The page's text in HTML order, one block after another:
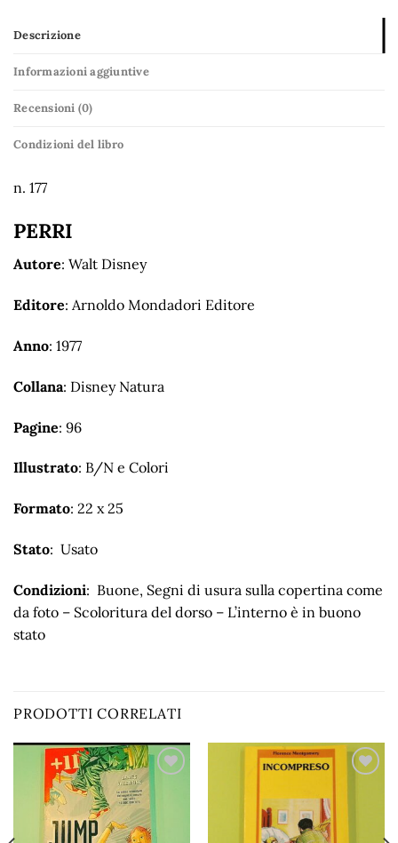
Descrizione
Informazioni aggiuntive
Recensioni (0)
Condizioni del libro
n. 177
PERRI
Autore: Walt Disney
Editore: Arnoldo Mondadori Editore
Anno: 1977
Collana: Disney Natura
Pagine: 96
Illustrato: B/N e Colori
Formato: 22 x 25
Stato: Usato
Condizioni: Buone, Segni di usura sulla copertina come
da foto – Scoloritura del dorso – L’interno è in buono
stato
PRODOTTI CORRELATI
Aggiungi
alla lista
desideri